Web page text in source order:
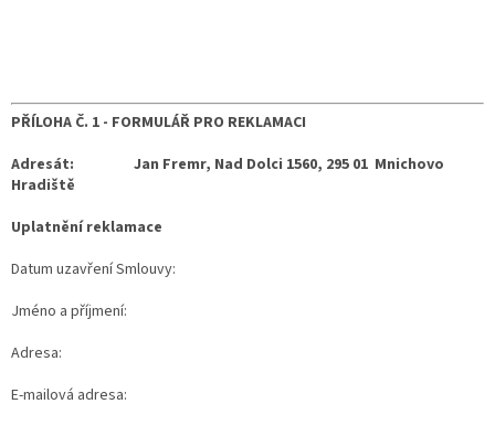
PŘÍLOHA Č. 1 - FORMULÁŘ PRO REKLAMACI
Adresát:
Jan Fremr, Nad Dolci 1560, 295 01 Mnichovo
Hradiště
Uplatnění reklamace
Datum uzavření Smlouvy:
Jméno a příjmení:
Adresa:
E-mailová adresa: